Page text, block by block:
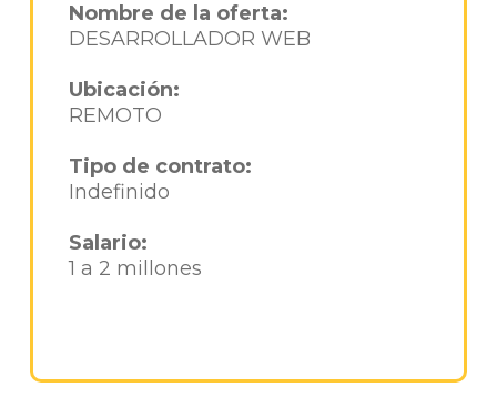
Nombre de la oferta:
DESARROLLADOR WEB
Ubicación:
REMOTO
Tipo de contrato:
Indefinido
Salario:
1 a 2 millones